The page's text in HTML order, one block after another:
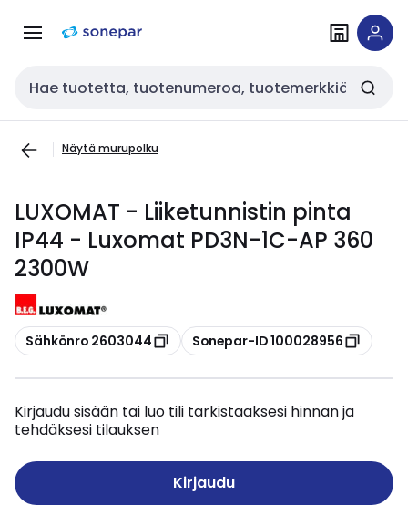
navigointiinsisältöön
Haku
Näytä murupolku
LUXOMAT - Liiketunnistin pinta
IP44 - Luxomat PD3N-1C-AP 360
2300W
Kopioi
Sähkönro 2603044 Kopioi
Sonepar-ID 100028956
Kirjaudu sisään tai luo tili tarkistaaksesi hinnan ja
tehdäksesi tilauksen
Kirjaudu